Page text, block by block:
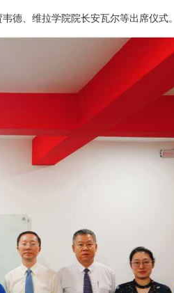
德、维拉学院院长安瓦尔等出席仪式。